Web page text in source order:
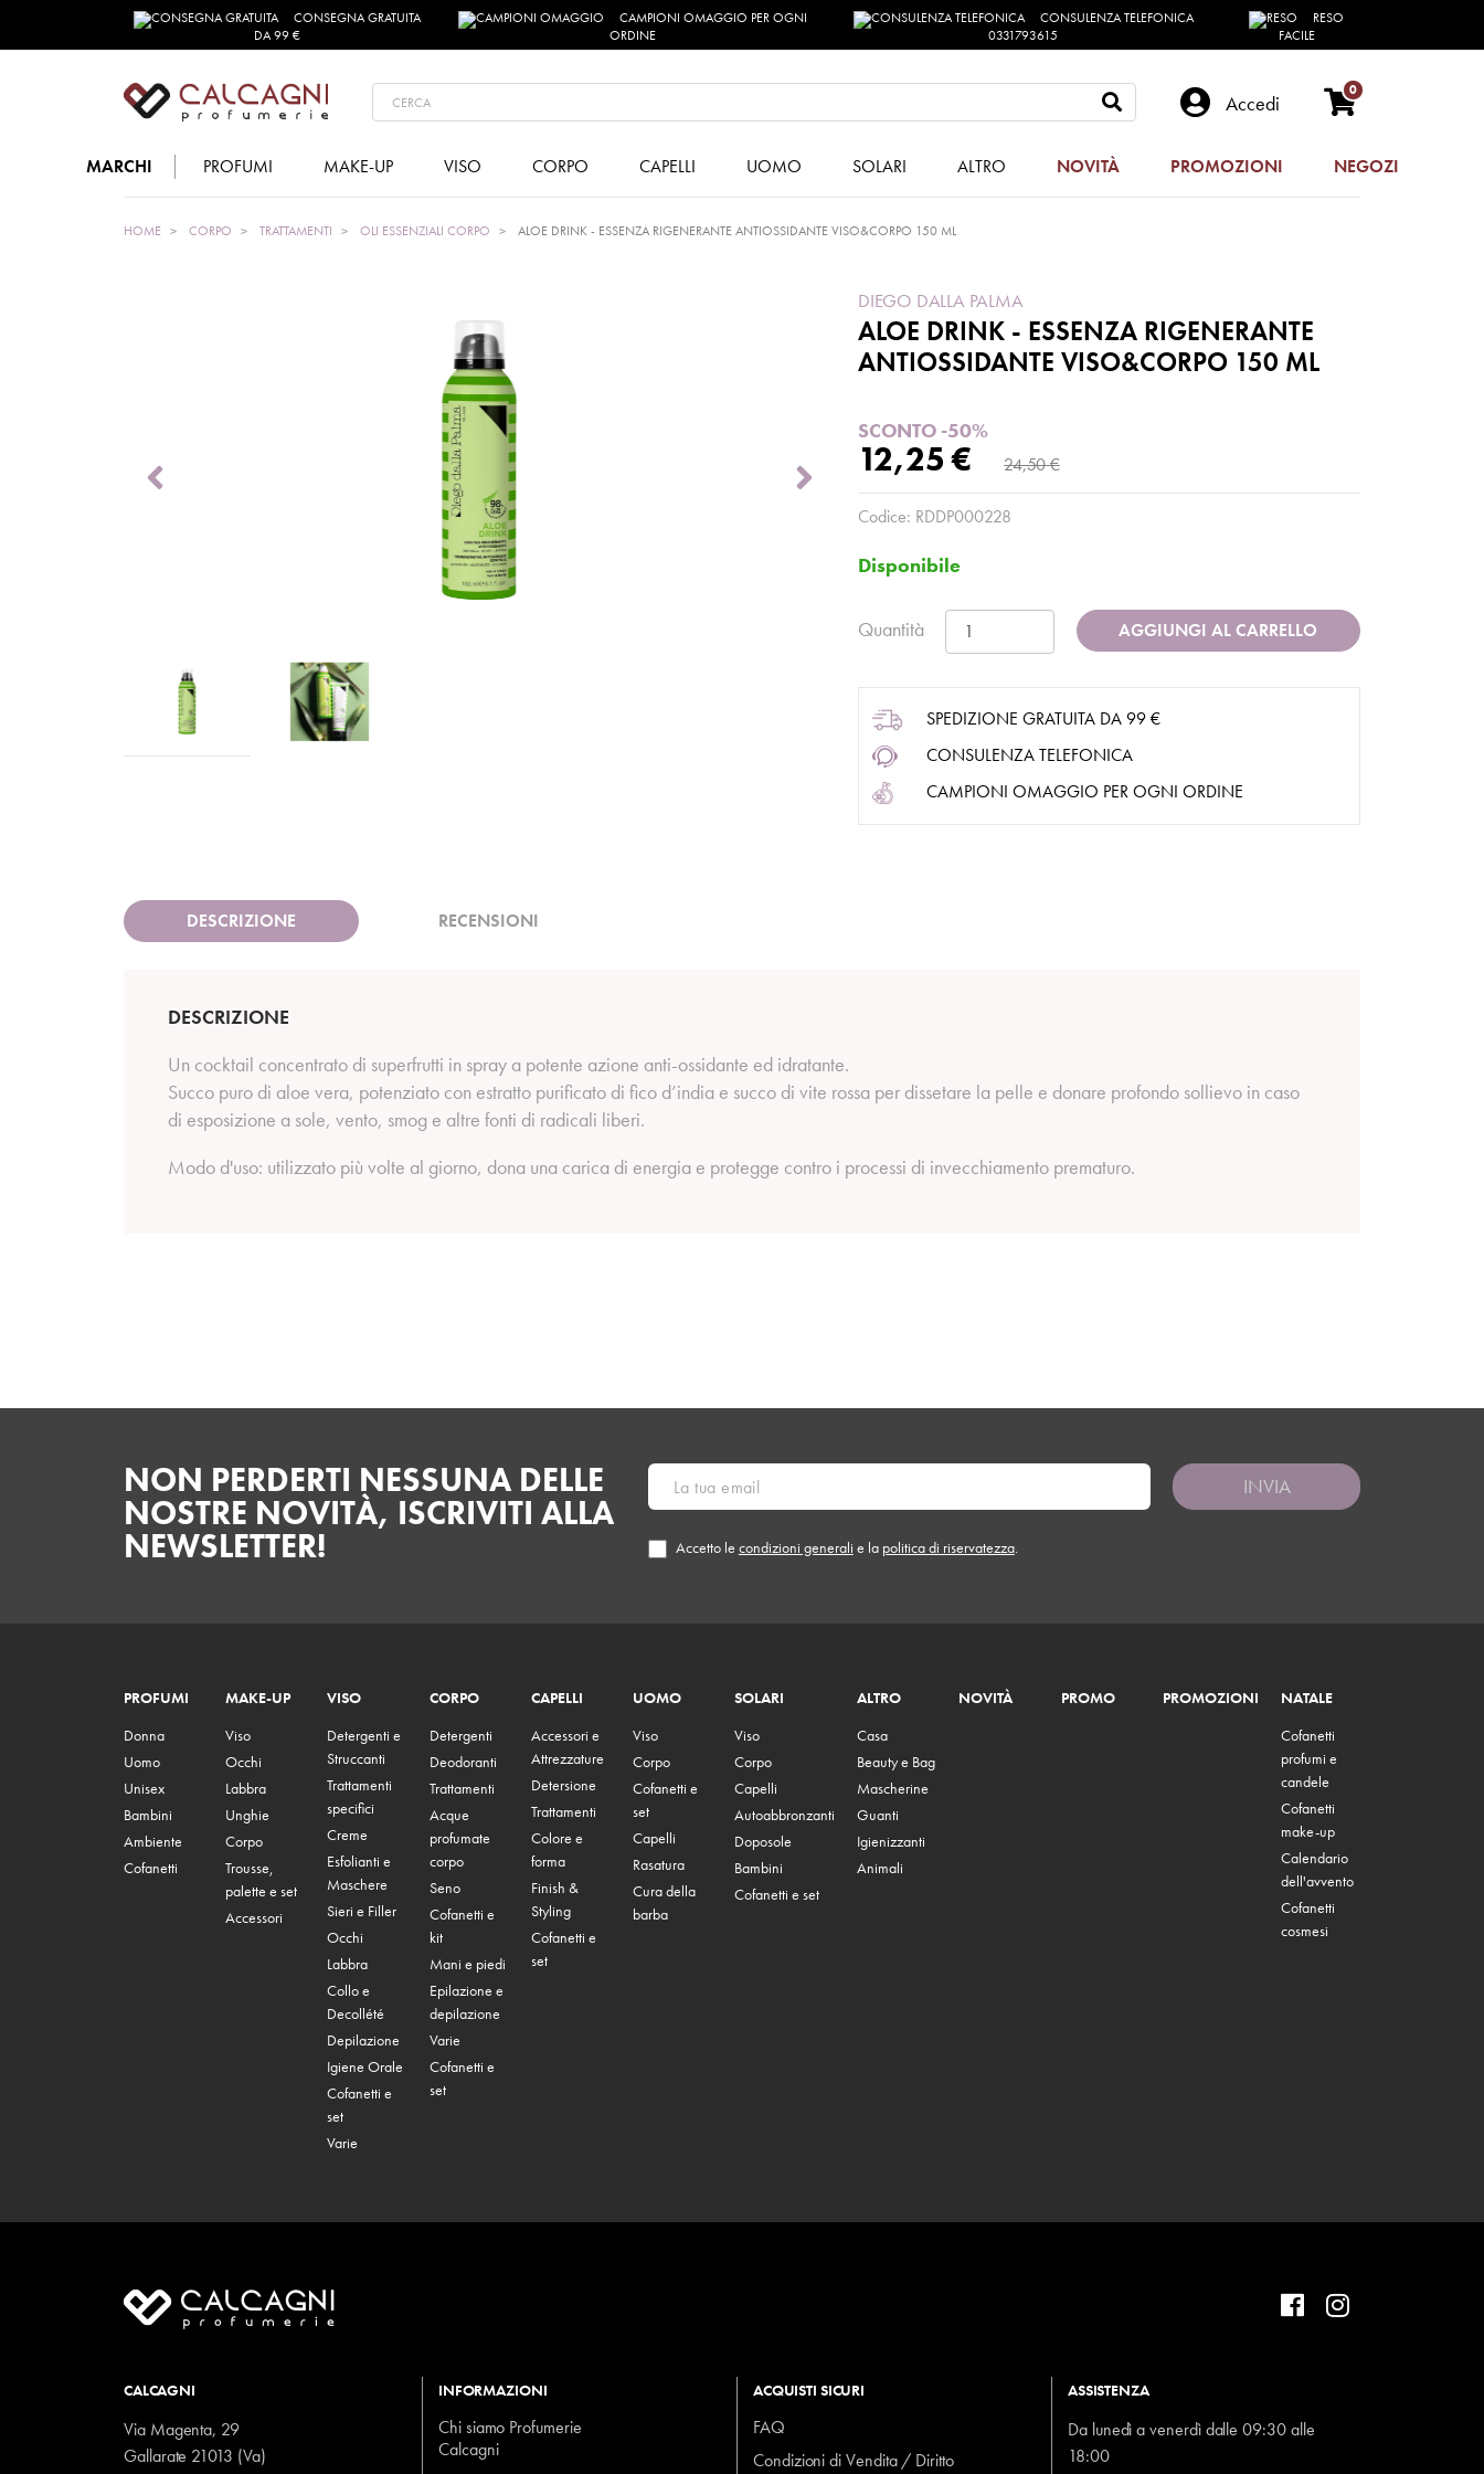
CONSEGNA GRATUITA
DA 99 €
CAMPIONI OMAGGIO PER OGNI
ORDINE
CONSULENZA TELEFONICA
0331793615
RESO
FACILE
Accedi
0
MARCHI PROFUMI MAKE-UP VISO CORPO CAPELLI UOMO SOLARI ALTRO NOVITÀ PROMOZIONI NEGOZI
HOME CORPO TRATTAMENTI OLI ESSENZIALI CORPO ALOE DRINK - ESSENZA RIGENERANTE ANTIOSSIDANTE VISO&CORPO 150 ML
DIEGO DALLA PALMA
ALOE DRINK - ESSENZA RIGENERANTE
ANTIOSSIDANTE VISO&CORPO 150 ML
SCONTO -50%
12,25 € 24,50 €
Codice: RDDP000228
Disponibile
Quantità AGGIUNGI AL CARRELLO
SPEDIZIONE GRATUITA DA 99 €
CONSULENZA TELEFONICA
CAMPIONI OMAGGIO PER OGNI ORDINE
DESCRIZIONE RECENSIONI
DESCRIZIONE
Un cocktail concentrato di superfrutti in spray a potente azione anti-ossidante ed idratante.
Succo puro di aloe vera, potenziato con estratto purificato di fico d’india e succo di vite rossa per dissetare la pelle e donare profondo sollievo in caso
di esposizione a sole, vento, smog e altre fonti di radicali liberi.
Modo d'uso: utilizzato più volte al giorno, dona una carica di energia e protegge contro i processi di invecchiamento prematuro.
NON PERDERTI NESSUNA DELLE
NOSTRE NOVITÀ, ISCRIVITI ALLA
NEWSLETTER! Accetto le condizioni generali e la politica di riservatezza.
INVIA
PROFUMI
Donna
Uomo
Unisex
Bambini
Ambiente
Cofanetti
MAKE-UP
Viso
Occhi
Labbra
Unghie
Corpo
Trousse,
palette e set
Accessori
VISO
Detergenti e
Struccanti
Trattamenti
specifici
Creme
Esfolianti e
Maschere
Sieri e Filler
Occhi
Labbra
Collo e
Decollété
Depilazione
Igiene Orale
Cofanetti e
set
Varie
CORPO
Detergenti
Deodoranti
Trattamenti
Acque
profumate
corpo
Seno
Cofanetti e
kit
Mani e piedi
Epilazione e
depilazione
Varie
Cofanetti e
set
CAPELLI
Accessori e
Attrezzature
Detersione
Trattamenti
Colore e
forma
Finish &
Styling
Cofanetti e
set
UOMO
Viso
Corpo
Cofanetti e
set
Capelli
Rasatura
Cura della
barba
SOLARI
Viso
Corpo
Capelli
Autoabbronzanti
Doposole
Bambini
Cofanetti e set
ALTRO
Casa
Beauty e Bag
Mascherine
Guanti
Igienizzanti
Animali
NOVITÀ PROMO PROMOZIONI
NATALE
Cofanetti
profumi e
candele
Cofanetti
make-up
Calendario
dell'avvento
Cofanetti
cosmesi
CALCAGNI
Via Magenta, 29
Gallarate 21013 (Va)
INFORMAZIONI
Chi siamo Profumerie
Calcagni
ACQUISTI SICURI
FAQ
Condizioni di Vendita / Diritto
ASSISTENZA
Da lunedì a venerdì dalle 09:30 alle
18:00